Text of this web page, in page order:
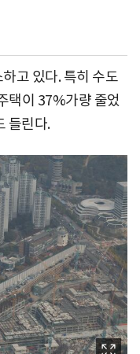
고 있다. 특히 수도
택이 37%가량 줄었
들린다.